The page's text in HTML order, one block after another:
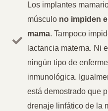
Los implantes
músculo no impiden
mama. Tampoco
lactancia materna. Ni
ningún tipo de
inmunológica.
está demostrado que
drenaje linfático de la